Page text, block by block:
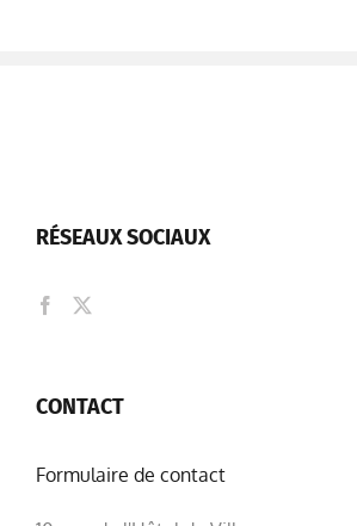
RÉSEAUX SOCIAUX
CONTACT
Formulaire de contact